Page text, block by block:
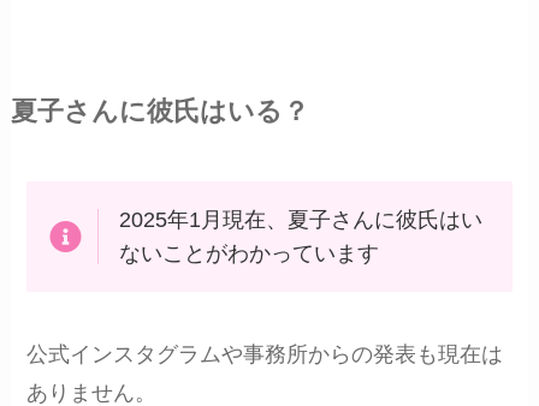
夏子さんに彼氏はいる？
2025年1月現在、夏子さんに彼氏はい
ないことがわかっています
公式インスタグラムや事務所からの発表も現在は
ありません。